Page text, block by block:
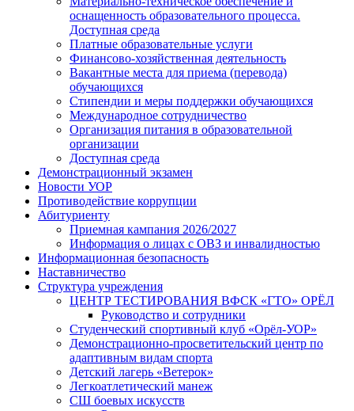
оснащенность образовательного процесса.
Доступная среда
Платные образовательные услуги
Финансово-хозяйственная деятельность
Вакантные места для приема (перевода)
обучающихся
Стипендии и меры поддержки обучающихся
Международное сотрудничество
Организация питания в образовательной
организации
Доступная среда
Демонстрационный экзамен
Новости УОР
Противодействие коррупции
Абитуриенту
Приемная кампания 2026/2027
Информация о лицах с ОВЗ и инвалидностью
Информационная безопасность
Наставничество
Структура учреждения
ЦЕНТР ТЕСТИРОВАНИЯ ВФСК «ГТО» ОРЁЛ
Руководство и сотрудники
Студенческий спортивный клуб «Орёл-УОР»
Демонстрационно-просветительский центр по
адаптивным видам спорта
Детский лагерь «Ветерок»
Легкоатлетический манеж
СШ боевых искусств